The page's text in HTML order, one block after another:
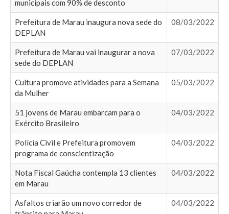
municipais com 90% de desconto
Prefeitura de Marau inaugura nova sede do
DEPLAN
08/03/2022
Prefeitura de Marau vai inaugurar a nova
sede do DEPLAN
07/03/2022
Cultura promove atividades para a Semana
da Mulher
05/03/2022
51 jovens de Marau embarcam para o
Exército Brasileiro
04/03/2022
Polícia Civil e Prefeitura promovem
programa de conscientização
04/03/2022
Nota Fiscal Gaúcha contempla 13 clientes
em Marau
04/03/2022
Asfaltos criarão um novo corredor de
04/03/2022